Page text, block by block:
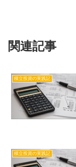
関連記事
積立投資の実践記
積立投資の実践記